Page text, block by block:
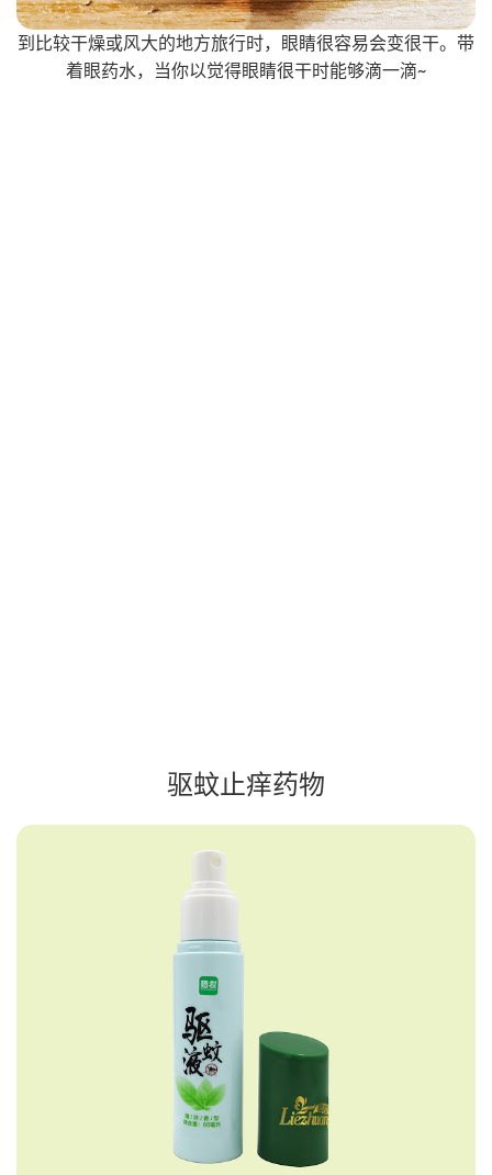
到比较干燥或风大的地方旅行时，眼睛很容易会变很干。带
着眼药水，当你以觉得眼睛很干时能够滴一滴~
驱蚊止痒药物